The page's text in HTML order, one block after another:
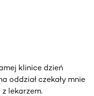
klinice dzień
oddział czekały mnie
lekarzem.